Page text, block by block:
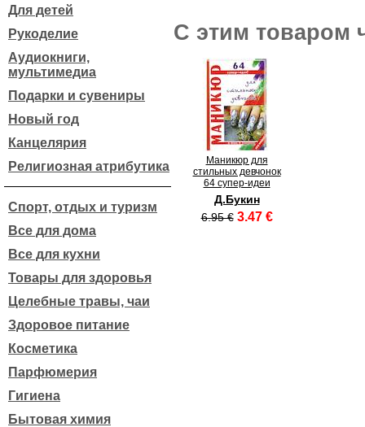
Для детей
Рукоделие
Аудиокниги,
мультимедиа
Подарки и сувениры
Новый год
Канцелярия
Религиозная атрибутика
Спорт, отдых и туризм
Все для дома
Все для кухни
Товары для здоровья
Целебные травы, чаи
Здоровое питание
Косметика
Парфюмерия
Гигиена
Бытовая химия
С этим товаром
Маникюр для
стильных девчонок
64 супер-идеи
Д.Букин
6.95 € 3.47 €